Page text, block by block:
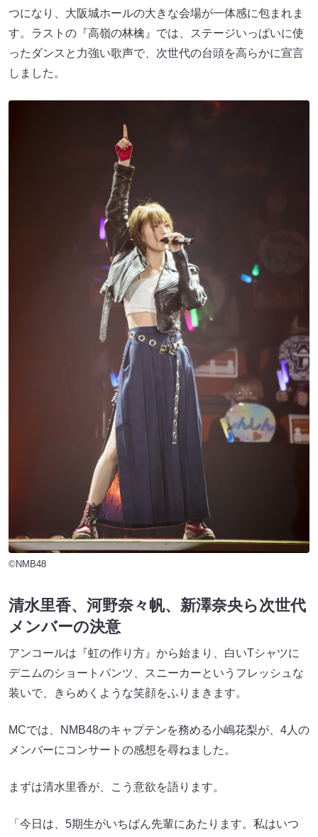
つになり、大阪城ホールの大きな会場が一体感に包まれま
す。ラストの『高嶺の林檎』では、ステージいっぱいに使
ったダンスと力強い歌声で、次世代の台頭を高らかに宣言
しました。
©NMB48
清水里香、河野奈々帆、新澤奈央ら次世代
メンバーの決意
アンコールは『虹の作り方』から始まり、白いTシャツに
デニムのショートパンツ、スニーカーというフレッシュな
装いで、きらめくような笑顔をふりまきます。
MCでは、NMB48のキャプテンを務める小嶋花梨が、4人の
メンバーにコンサートの感想を尋ねました。
まずは清水里香が、こう意欲を語ります。
「今日は、5期生がいちばん先輩にあたります。私はいつ